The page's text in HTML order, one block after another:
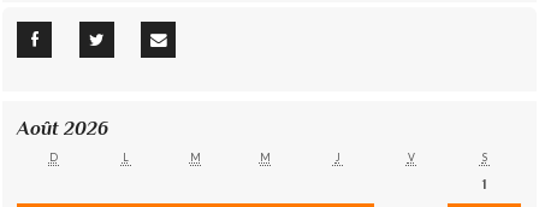
Août 2026
D L M M J V S
1